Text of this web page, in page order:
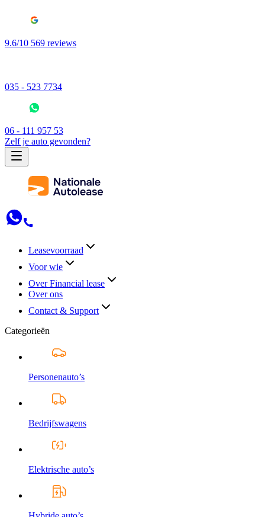
9.6/10 569 reviews
035 - 523 7734
06 - 111 957 53
Zelf je auto gevonden?
Leasevoorraad
Voor wie
Over Financial lease
Over ons
Contact & Support
Categorieën
Personenauto’s
Bedrijfswagens
Elektrische auto’s